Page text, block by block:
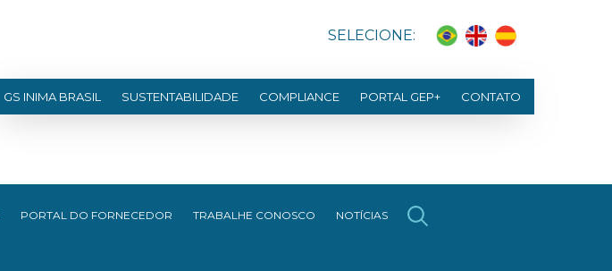
SELECIONE:
GS INIMA BRASIL SUSTENTABILIDADE COMPLIANCE PORTAL GEP+ CONTATO
PORTAL DO FORNECEDOR TRABALHE CONOSCO NOTÍCIAS